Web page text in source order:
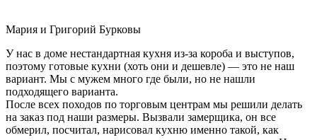
Мария и Григорий Бурковы
У нас в доме нестандартная кухня из-за короба и выступов,
поэтому готовые кухни (хоть они и дешевле) — это не наш
вариант. Мы с мужем много где были, но не нашли
подходящего варианта.
После всех походов по торговым центрам мы решили делать
на заказ под наши размеры. Вызвали замерщика, он все
обмерил, посчитал, нарисовал кухню именно такой, как